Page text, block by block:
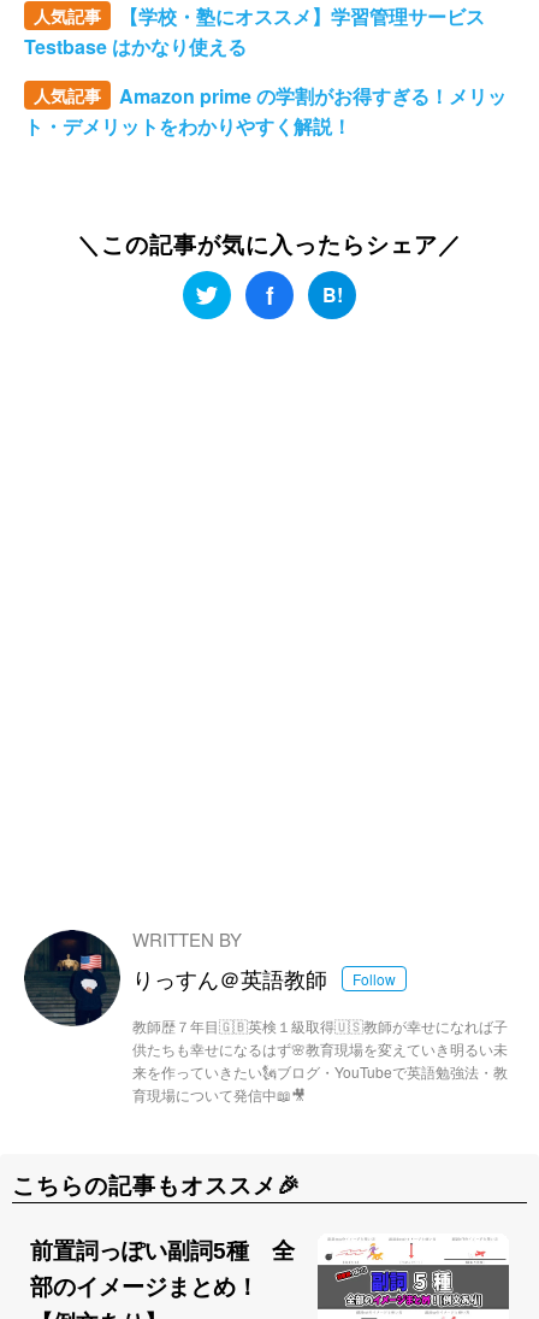
人気記事
【学校・塾にオススメ】学習管理サービス
Testbase はかなり使える
人気記事
Amazon prime の学割がお得すぎる！メリッ
ト・デメリットをわかりやすく解説！
＼この記事が気に入ったらシェア／
f B!
WRITTEN BY
りっすん＠英語教師 Follow
教師歴７年目🇬🇧英検１級取得🇺🇸教師が幸せになれば子
供たちも幸せになるはず🌸教育現場を変えていき明るい未
来を作っていきたい🗽ブログ・YouTubeで英語勉強法・教
育現場について発信中📖🎥
こちらの記事もオススメ🎉
前置詞っぽい副詞5種 全
部のイメージまとめ！